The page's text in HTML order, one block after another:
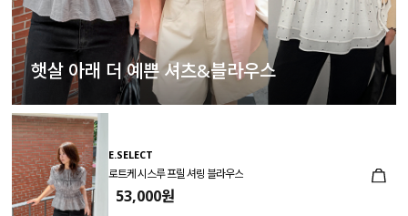
햇살 아래 더 예쁜 셔츠&블라우스
E.SELECT
로트케 시스루 프릴 셔링 블라우스
53,000원